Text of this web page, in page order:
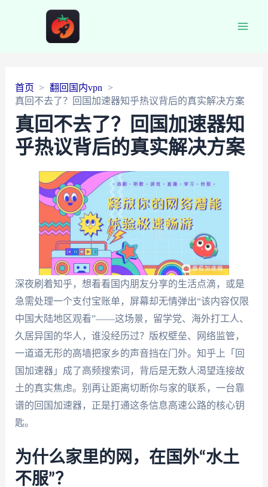
首页
翻回国内vpn
真回不去了？回国加速器知乎热议背后的真实解决方案
真回不去了？回国加速器知
乎热议背后的真实解决方案
深夜刷着知乎，想看看国内朋友分享的生活点滴，或是
急需处理一个支付宝账单，屏幕却无情弹出“该内容仅限
中国大陆地区观看”——这场景，留学党、海外打工人、
久居异国的华人，谁没经历过？版权壁垒、网络监管，
一道道无形的高墙把家乡的声音挡在门外。知乎上「回
国加速器」成了高频搜索词，背后是无数人渴望连接故
土的真实焦虑。别再让距离切断你与家的联系，一台靠
谱的回国加速器，正是打通这条信息高速公路的核心钥
匙。
为什么家里的网，在国外“水土
不服”？